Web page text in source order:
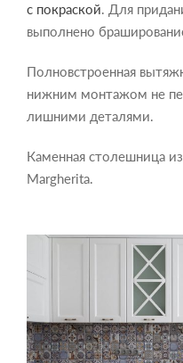
с покраской. Для
выполнено
Полновстроенная
нижним монтажом не
лишними деталями.
Каменная столешница из
Margherita.